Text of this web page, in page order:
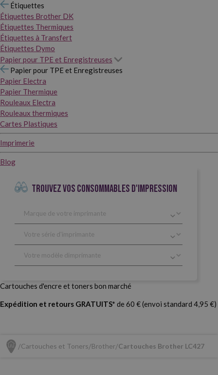
Étiquettes
Étiquettes Brother DK
Étiquettes Thermiques
Étiquettes à Transfert
Étiquettes Dymo
Papier pour TPE et Enregistreuses
Papier pour TPE et Enregistreuses
Papier Electra
Papier Thermique
Rouleaux Electra
Rouleaux thermiques
Cartes Plastiques
Imprimerie
Blog
TROUVEZ VOS CONSOMMABLES D'IMPRESSION
Cartouches d'encre et toners bon marché
Expédition et retours GRATUITS* de 60 € (envoi standard 4,95 €)
Cartouches et Toners Brother Cartouches Brother LC427